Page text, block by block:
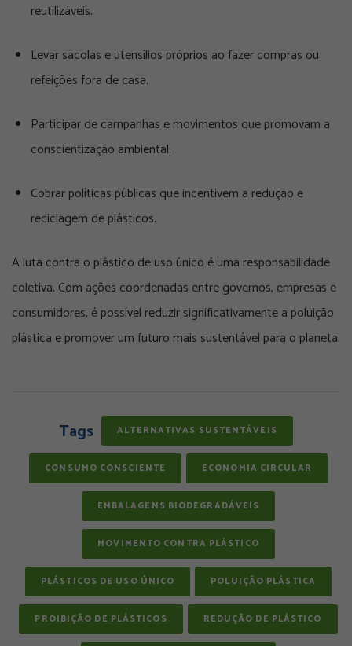
reutilizáveis.
Levar sacolas e utensílios próprios ao fazer compras ou
refeições fora de casa.
Participar de campanhas e movimentos que promovam a
conscientização ambiental.
Cobrar políticas públicas que incentivem a redução e
reciclagem de plásticos.
A luta contra o plástico de uso único é uma responsabilidade
coletiva. Com ações coordenadas entre governos, empresas e
consumidores, é possível reduzir significativamente a poluição
plástica e promover um futuro mais sustentável para o planeta.
Tags ALTERNATIVAS SUSTENTÁVEIS
CONSUMO CONSCIENTE ECONOMIA CIRCULAR
EMBALAGENS BIODEGRADÁVEIS
MOVIMENTO CONTRA PLÁSTICO
PLÁSTICOS DE USO ÚNICO POLUIÇÃO PLÁSTICA
PROIBIÇÃO DE PLÁSTICOS REDUÇÃO DE PLÁSTICO